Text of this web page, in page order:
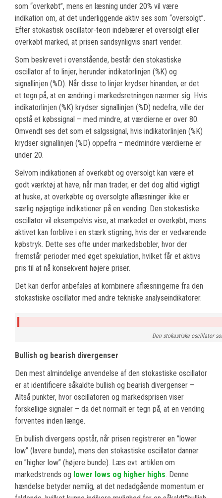
som “overkøbt”, mens en læsning under 20% vil være
indikation om, at det underliggende aktiv ses som “oversolgt”.
Efter stokastisk oscillator-teori indebærer et oversolgt eller
overkøbt marked, at prisen sandsynligvis snart vender.
Som beskrevet i ovenstående, består den stokastiske
oscillator af to linjer, herunder indikatorlinjen (%K) og
signallinjen (%D). Når disse to linjer krydser hinanden, er det
et tegn på, at en ændring i markedsretningen nærmer sig. Hvis
indikatorlinjen (%K) krydser signallinjen (%D) nedefra, ville der
opstå et købssignal – med mindre, at værdierne er over 80.
Omvendt ses det som et salgssignal, hvis indikatorlinjen (%K)
krydser signallinjen (%D) oppefra – medmindre værdierne er
under 20.
Selvom indikationen af overkøbt og oversolgt kan være et
godt værktøj at have, når man trader, er det dog altid vigtigt
at huske, at overkøbte og oversolgte aflæsninger ikke er
særlig nøjagtige indikationer på en vending. Den stokastiske
oscillator vil eksempelvis vise, at markedet er overkøbt, mens
aktivet kan forblive i en stærk stigning, hvis der er vedvarende
købstryk. Dette ses ofte under markedsbobler, hvor der
fremstår perioder med øget spekulation, hvilket får et aktivs
pris til at nå konsekvent højere priser.
Det kan derfor anbefales at kombinere aflæsningerne fra den
stokastiske oscillator med andre tekniske analyseindikatorer.
Den stokastiske oscillator
Bullish og bearish divergenser
Den mest almindelige anvendelse af den stokastiske oscillator
er at identificere såkaldte bullish og bearish divergenser –
Altså punkter, hvor oscillatoren og markedsprisen viser
forskellige signaler – da det normalt er tegn på, at en vending
forventes inden længe.
En bullish divergens opstår, når prisen registrerer en ”lower
low” (lavere bunde), mens den stokastiske oscillator danner
en ”higher low” (højere bunde). Læs evt. artiklen om
markedstrends og lower lows og higher highs. Denne
hændelse betyder nemlig, at det nedadgående momentum er